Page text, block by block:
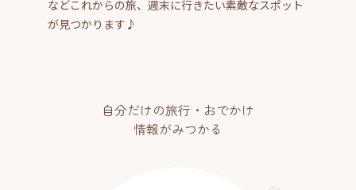
などこれからの旅、週末に行きたい素敵なスポット
が見つかります♪
自分だけの旅行・おでかけ
情報がみつかる